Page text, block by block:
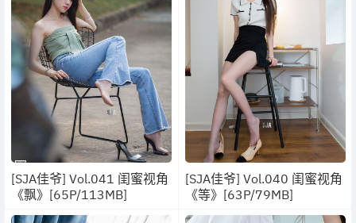
[SJA佳爷] Vol.041 闺蜜视角
《飘》[65P/113MB]
[SJA佳爷] Vol.040 闺蜜视角
《等》[63P/79MB]